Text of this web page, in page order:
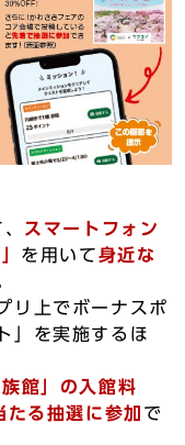
スマートフォン
を用いて身近な
リ上でボーナスポ
」を実施するほ
館」の入館料
たる抽選に参加 で